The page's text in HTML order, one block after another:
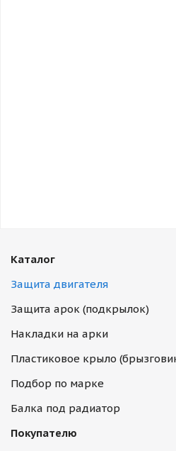
Каталог
Защита двигателя
Защита арок (подкрылок)
Накладки на арки
Пластиковое крыло
Подбор по марке
Балка под радиатор
Покупателю